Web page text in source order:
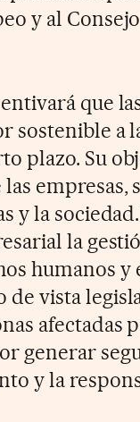
y al
que
sostenible a
plazo. Su
empresas,
y la
la
humanos
de vista
afectadas
generar
y la